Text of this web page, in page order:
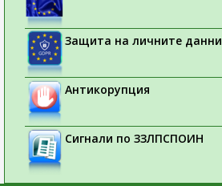
Защита на личните данни
Антикорупция
Сигнали по ЗЗЛПСПОИН